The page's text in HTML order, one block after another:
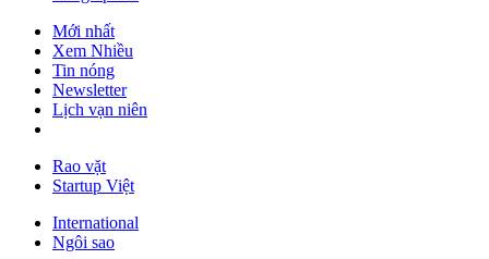
Mới nhất
Xem Nhiều
Tin nóng
Newsletter
Lịch vạn niên
Rao vặt
Startup Việt
International
Ngôi sao